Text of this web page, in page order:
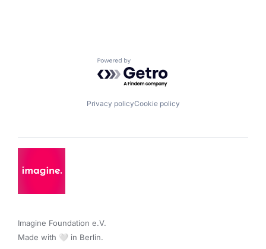
Powered by Getro.com
Privacy policyCookie policy
Imagine Foundation e.V.
Made with 🤍 in Berlin.